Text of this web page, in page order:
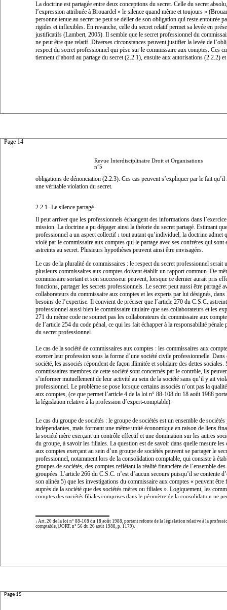
La doctrine est partagée entre deux conceptions du secret. Celle du secret
l’expression attribuée à Brouardel « le silence quand même et toujours »
personne tenue au secret ne peut se délier de son obligation qui reste entourée
rigides et inflexibles. En revanche, celle du secret relatif permet sa levée en
justificatifs (Lambert, 2005). Il semble que le secret professionnel du
ne peut être que relatif. Diverses circonstances peuvent justifier la levée de
respect du secret professionnel qui pèse sur le commissaire aux comptes. Ces
tiennent d’abord au partage du secret (2.2.1), ensuite aux autorisations (2.2.2)
Page 14
Revue Interdisciplinaire Droit et Organisations
n°5
obligations de dénonciation (2.2.3). Ces cas peuvent s’expliquer par le fait qu’il
une véritable violation du secret.
2.2.1- Le silence partagé
Il peut arriver que les professionnels échangent des informations dans
mission. La doctrine a pu dégager ainsi la théorie du secret partagé. Estimant
professionnel a un aspect collectif 1 tout autant qu’individuel, la doctrine admet
violé par le commissaire aux comptes qui le partage avec ses confrères qui sont
astreints au secret. Plusieurs hypothèses peuvent ainsi être envisagées.
Le cas de la pluralité de commissaires : le respect du secret professionnel serait
plusieurs commissaires aux comptes doivent établir un rapport commun. De
commissaire sortant et son successeur peuvent, lorsque ce dernier aurait pris
fonctions, partager les secrets professionnels. Le secret peut aussi être partagé
collaborateurs du commissaire aux comptes et les experts par lui désignés, dans
besoins de l’expertise. Il convient de préciser que l’article 270 du C.S.C.
professionnel aussi bien le commissaire titulaire que ses collaborateurs et les
271 du même code ne soumet pas les collaborateurs du commissaire aux
de l’article 254 du code pénal, ce qui les fait échapper à la responsabilité
du secret professionnel.
Le cas de la société de commissaires aux comptes : les commissaires aux
exercer leur profession sous la forme d’une société civile professionnelle. Dans
société, les associés répondent de façon illimitée et solidaire des dettes sociales.
commissaires membres de cette société sont concernés par le contrôle, ils
s’informer mutuellement de leur activité au sein de la société sans qu’il y ait
professionnel. Le problème se pose lorsque certains associés n’ont pas la
aux comptes, (ce que permet l’article 4 de la loi n° 88-108 du 18 août 1988
la législation relative à la profession d’expert-comptable).
Le cas du groupe de sociétés : le groupe de sociétés est un ensemble de
indépendantes, mais formant une même unité économique en raison de liens
la société mère exerçant un contrôle effectif et une domination sur les autres
du groupe, à savoir les filiales. La question est de savoir dans quelle mesure les
aux comptes exerçant au sein d’un groupe de sociétés peuvent se partager le
professionnel, notamment lors de la consolidation comptable, qui consiste à
groupes de sociétés, des comptes reflétant la réalité financière de l’ensemble des
groupées. L’article 266 du C.S.C. n’est d’aucun secours puisqu’il se contente
son alinéa 5) que les investigations du commissaire aux comptes « peuvent être
auprès de la société que des sociétés mères ou filiales ». Logiquement, les
comptes des sociétés filiales comprises dans le périmètre de la consolidation ne
1 Art. 20 de la loi n° 88-108 du 18 août 1988, portant refonte de la législation relative à la
comptable, (JORT. n° 56 du 26 août 1988, p. 1179).
Page 15